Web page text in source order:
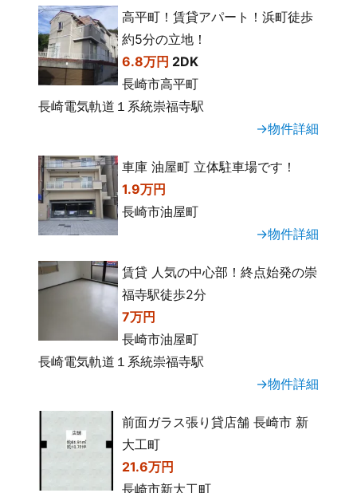
高平町！賃貸アパート！浜町徒歩
約5分の立地！
6.8万円 2DK
長崎市高平町
長崎電気軌道１系統崇福寺駅
→物件詳細
車庫 油屋町 立体駐車場です！
1.9万円
長崎市油屋町
→物件詳細
賃貸 人気の中心部！終点始発の崇
福寺駅徒歩2分
7万円
長崎市油屋町
長崎電気軌道１系統崇福寺駅
→物件詳細
前面ガラス張り貸店舗 長崎市 新
大工町
21.6万円
長崎市新大工町